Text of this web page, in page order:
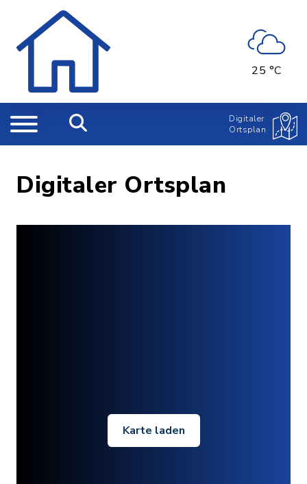
25 °C
Digitaler
Ortsplan
Digitaler Ortsplan
Karte laden